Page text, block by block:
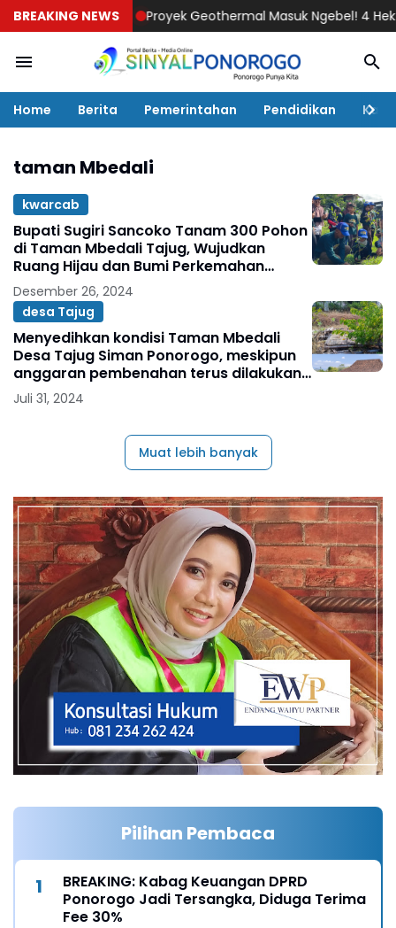
BREAKING NEWSProyek Geothermal Masuk Ngebel! 4 Hektar
Home Berita Pemerintahan Pendidikan
taman Mbedali
kwarcab
Bupati Sugiri Sancoko Tanam 300 Pohon
di Taman Mbedali Tajug, Wujudkan
Ruang Hijau dan Bumi Perkemahan
Berkelanjutan
Desember 26, 2024
desa Tajug
Menyedihkan kondisi Taman Mbedali
Desa Tajug Siman Ponorogo, meskipun
anggaran pembenahan terus dilakukan
oleh Pemdes
Juli 31, 2024
Muat lebih banyak
Pilihan Pembaca
BREAKING: Kabag Keuangan DPRD
Ponorogo Jadi Tersangka, Diduga Terima
Fee 30%